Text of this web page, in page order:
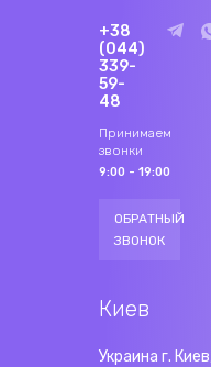
+38
(044)
339-
59-
48
Принимаем
звонки
9:00 - 19:00
ОБРАТНЫЙ
ЗВОНОК
Киев
Украина г.